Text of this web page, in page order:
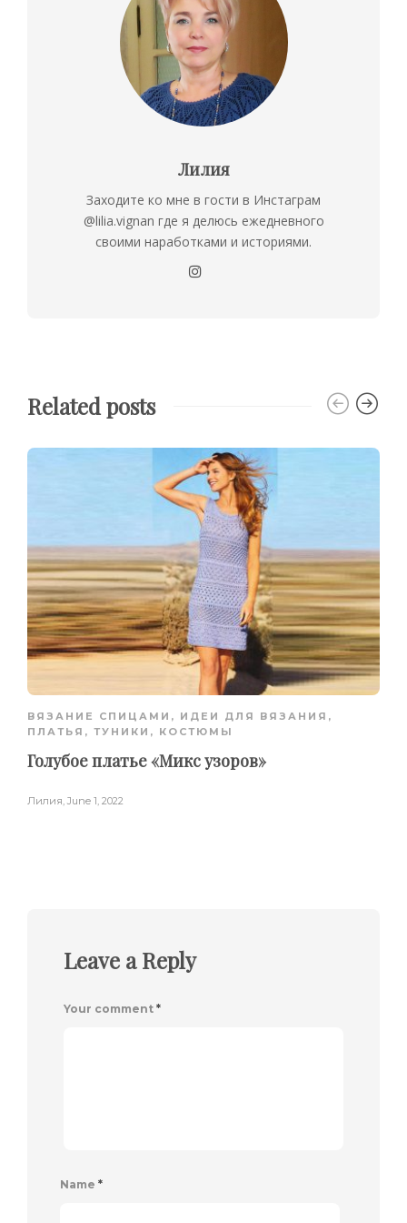
Лилия
Заходите ко мне в гости в Инстаграм
@lilia.vignan где я делюсь ежедневного
своими наработками и историями.
Related posts
ВЯЗАНИЕ СПИЦАМИ , ИДЕИ ДЛЯ ВЯЗАНИЯ ,
ПЛАТЬЯ, ТУНИКИ, КОСТЮМЫ
Голубое платье «Микс узоров»
Лилия, June 1, 2022
Leave a Reply
Your comment *
Name *